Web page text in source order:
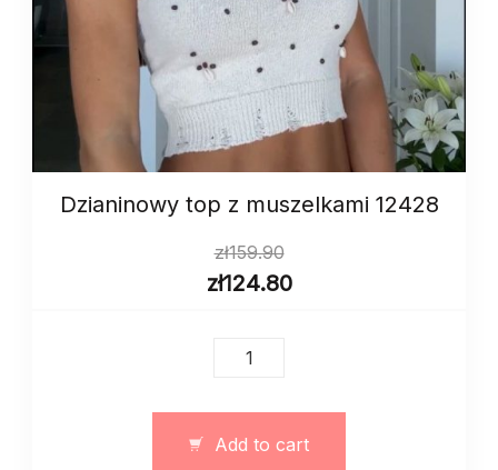
Dzianinowy top z muszelkami 12428
zł159.90
zł124.80
Dzianinowy
12428
Add to cart